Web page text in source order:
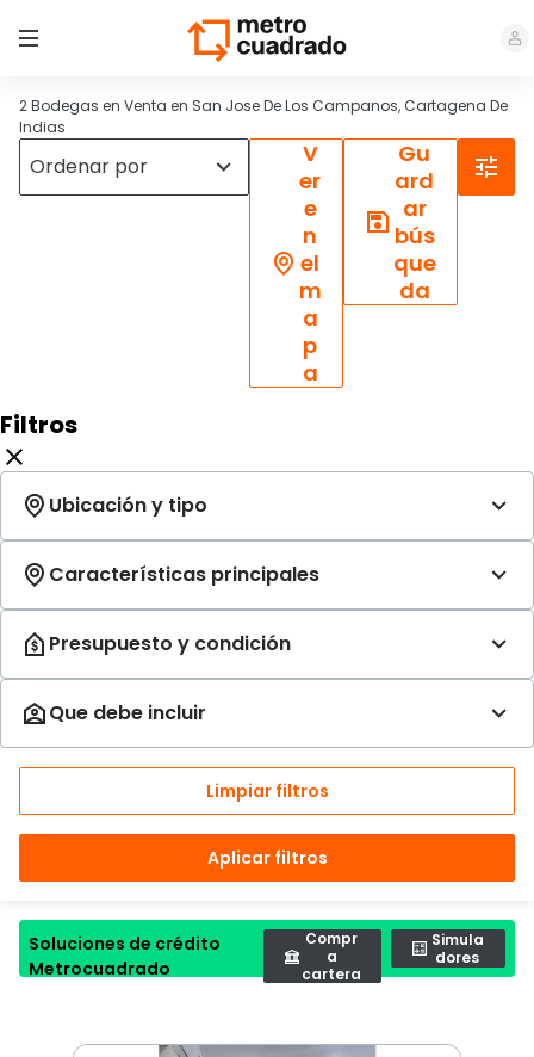
2 Bodegas en Venta en San Jose De Los Campanos, Cartagena De
Indias
V
er
e
n
el
m
a
p
a
Gu
ard
ar
bús
que
da
Filtros
Limpiar filtros
Aplicar filtros
Soluciones de crédito
Metrocuadrado
Compr
a
cartera
Simula
dores